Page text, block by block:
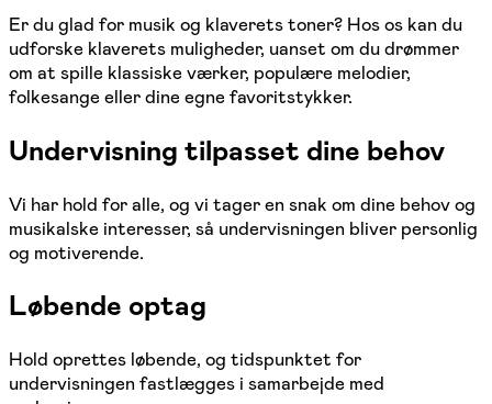
Er du glad for musik og klaverets toner? Hos os kan du
udforske klaverets muligheder, uanset om du drømmer
om at spille klassiske værker, populære melodier,
folkesange eller dine egne favoritstykker.
Undervisning tilpasset dine behov
Vi har hold for alle, og vi tager en snak om dine behov og
musikalske interesser, så undervisningen bliver personlig
og motiverende.
Løbende optag
Hold oprettes løbende, og tidspunktet for
undervisningen fastlægges i samarbejde med